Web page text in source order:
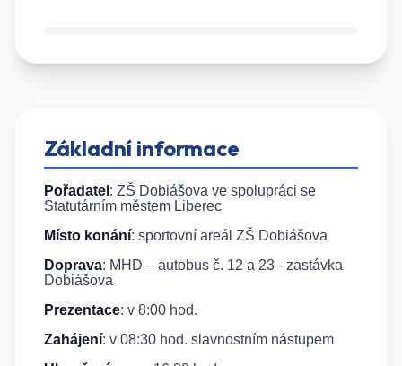
Základní informace
Pořadatel : ZŠ Dobiášova ve spolupráci se
Statutárním městem Liberec
Místo konání: sportovní areál ZŠ Dobiášova
Doprava: MHD – autobus č. 12 a 23 - zastávka
Dobiášova
Prezentace: v 8:00 hod.
Zahájení: v 08:30 hod. slavnostním nástupem